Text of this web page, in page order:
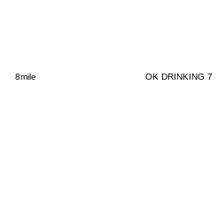
8mile OK DRINKING 7